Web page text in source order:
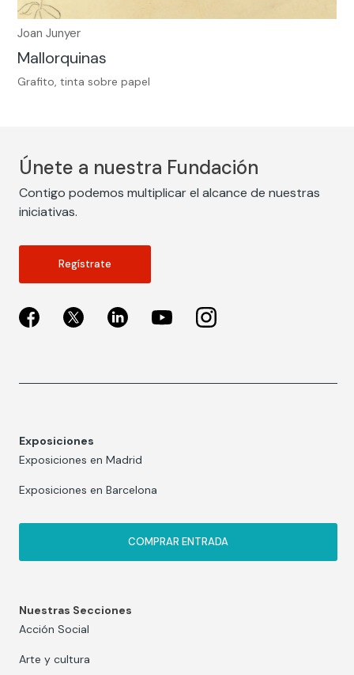
Joan Junyer
Mallorquinas
Grafito, tinta sobre papel
Únete a nuestra Fundación
Contigo podemos multiplicar el alcance de nuestras
iniciativas.
Regístrate
Exposiciones
Exposiciones en Madrid
Exposiciones en Barcelona
COMPRAR ENTRADA
Nuestras Secciones
Acción Social
Arte y cultura